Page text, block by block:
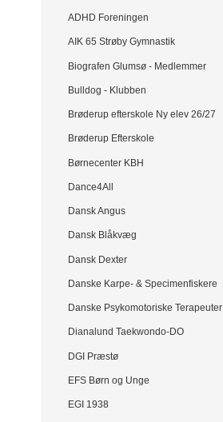
ADHD Foreningen
AIK 65 Strøby Gymnastik
Biografen Glumsø - Medlemmer
Bulldog - Klubben
Brøderup efterskole Ny elev 26/27
Brøderup Efterskole
Børnecenter KBH
Dance4All
Dansk Angus
Dansk Blåkvæg
Dansk Dexter
Danske Karpe- & Specimenfiskere
Danske Psykomotoriske Terapeuter
Dianalund Taekwondo-DO
DGI Præstø
EFS Børn og Unge
EGI 1938